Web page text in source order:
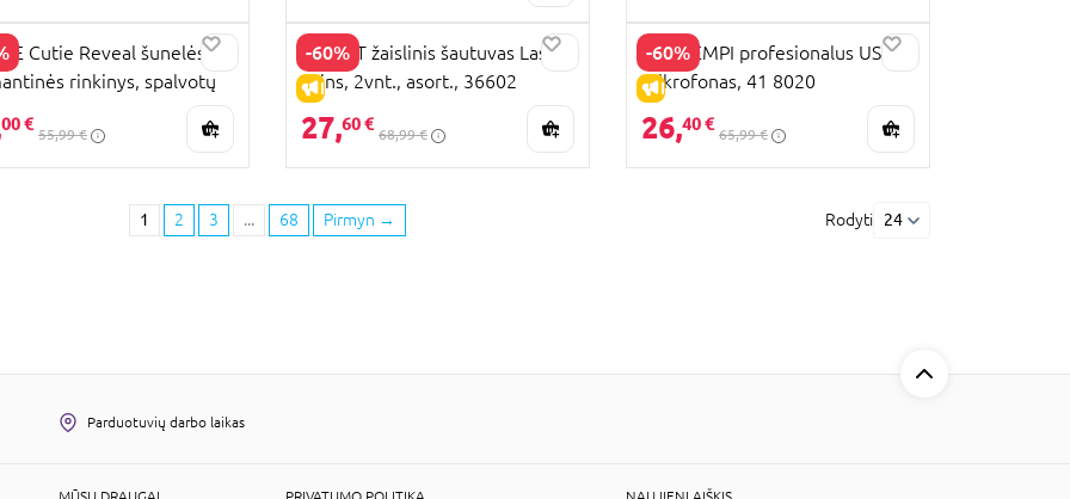
Cutie Reveal šunelės
rinkinys, spalvotų
serija, HRK41
00 €
55,99 €
-60%
IŠPARDAVIMAS
X-SHOT žaislinis šautuvas Laser
Skins, 2vnt., asort., 36602
27,60 €
68,99 €
-60%
IŠPARDAVIMAS
BONTEMPI profesionalus USB
mikrofonas, 41 8020
26,40 €
65,99 €
1 2 3 ... 68 Pirmyn → Rodyti 24
Parduotuvių darbo laikas